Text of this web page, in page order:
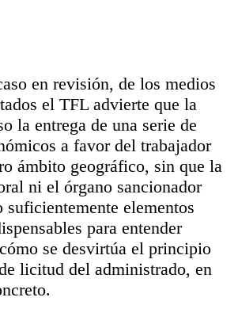
en revisión, de los medios
el TFL advierte que la
la entrega de una serie de
a favor del trabajador
ámbito geográfico, sin que la
ni el órgano sancionador
suficientemente elementos
para entender
se desvirtúa el principio
licitud del administrado, en